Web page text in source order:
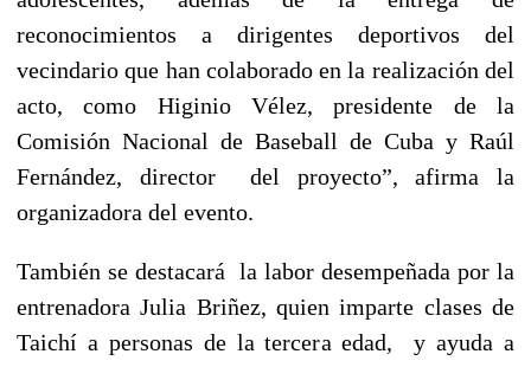
reconocimientos a dirigentes deportivos del
vecindario que han colaborado en la realización del
acto, como Higinio Vélez, presidente de la
Comisión Nacional de Baseball de Cuba y Raúl
Fernández, director del proyecto”, afirma la
organizadora del evento.
También se destacará la labor desempeñada por la
entrenadora Julia Briñez, quien imparte clases de
Taichí a personas de la tercera edad, y ayuda a